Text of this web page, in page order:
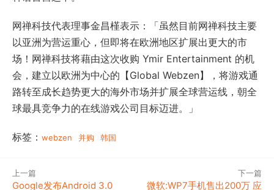
网禅科技代表理事金昌槿表示：「虽然目前网禅科技主要
以亚洲为营运重心，但即将在欧洲地区扩展出更大的市
场！网禅科技将藉由这次收购 Ymir Entertainment 的机
会，建立以欧洲为中心的【Global Webzen】，将游戏通
路转至成长趋势更大的海外市场并扩展全球营运线，朝全
球最具竞争力的在线游戏公司目标迈进。」
标签： webzen 并购 韩国
上一篇
Google发布Android 3.0
下一篇
微软:WP7手机售出200万 应